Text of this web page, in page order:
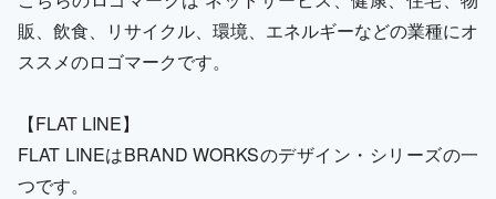
販、飲食、リサイクル、環境、エネルギーなどの業種にオ
ススメのロゴマークです。
【FLAT LINE】
FLAT LINEはBRAND WORKSのデザイン・シリーズの一
つです。